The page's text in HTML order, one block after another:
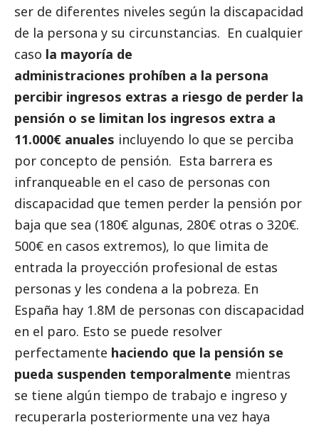
ser de diferentes niveles según la discapacidad
de la persona y su circunstancias. En cualquier
caso la mayoría de
administraciones prohíben a la persona
percibir ingresos extras a riesgo de perder la
pensión o se limitan los ingresos extra a
11.000€ anuales incluyendo lo que se perciba
por concepto de pensión. Esta barrera es
infranqueable en el caso de personas con
discapacidad que temen perder la pensión por
baja que sea (180€ algunas, 280€ otras o 320€.
500€ en casos extremos), lo que limita de
entrada la proyección profesional de estas
personas y les condena a la pobreza. En
España hay 1.8M de personas con discapacidad
en el paro. Esto se puede resolver
perfectamente haciendo que la pensión se
pueda suspenden temporalmente mientras
se tiene algún tiempo de trabajo e ingreso y
recuperarla posteriormente una vez haya